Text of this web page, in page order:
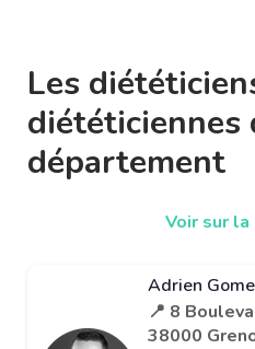
Les
diététiciennes
département
Voir sur
Adrien
📍 8
38000